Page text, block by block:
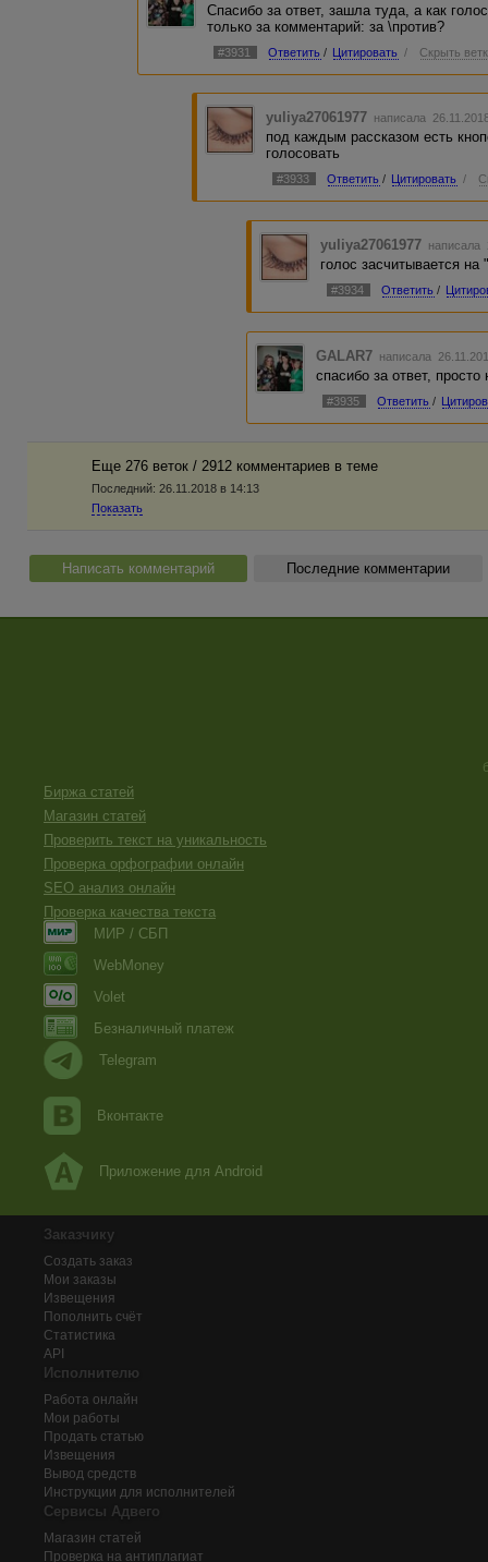
Спасибо за ответ, зашла туда, а как
только за комментарий: за \против?
#3931 Ответить / Цитировать / Скрыть
yuliya27061977 написала
под каждым рассказом есть
голосовать
#3933 Ответить / Цитировать /
yuliya27061977 написала
голос засчитывается на
#3934 Ответить /
GALAR7 написала
спасибо за ответ, просто
#3935 Ответить /
Еще 276 веток / 2912 комментариев в темe
Последний: 26.11.2018 в 14:13
Показать
Написать комментарий Последние комментарии
Биржа статей
Магазин статей
Проверить текст на уникальность
Проверка орфографии онлайн
SEO анализ онлайн
Проверка качества текста
МИР / СБП
WebMoney
Volet
Безналичный платеж
Telegram
Вконтакте
Приложение для Android
Заказчику
Создать заказ
Мои заказы
Извещения
Пополнить счёт
Статистика
API
Исполнителю
Работа онлайн
Мои работы
Продать статью
Извещения
Вывод средств
Инструкции для исполнителей
Сервисы Адвего
Магазин статей
Проверка на антиплагиат